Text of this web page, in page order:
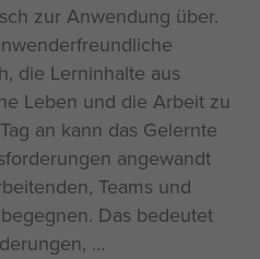
zur Anwendung über.
die Lerninhalte aus
Leben und die Arbeit zu
an kann das Gelernte
angewandt
Teams und
Das bedeutet